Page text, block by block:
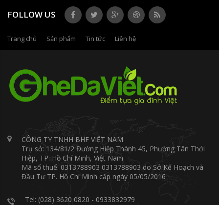
FOLLOW US
Trang chủ Sản phẩm Tin tức Liên hệ
CÔNG TY TNHH BHF VIỆT NAM
Trụ sở: 134/81/2 Đường Hiệp Thành 45, Phường Tân Thới
Hiệp, TP. Hồ Chí Minh, Việt Nam
Mã số thuế: 0313788903 0313788903 do Sở Kế Hoạch và
Đầu Tư TP. Hồ Chí Minh cấp ngày 05/05/2016
Tel: (028) 3620 0820 - 0933832979